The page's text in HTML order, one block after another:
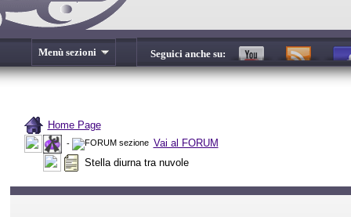
Menù sezioni Seguici anche su:
Home Page
-
Vai al FORUM
Stella diurna tra nuvole